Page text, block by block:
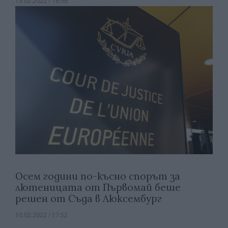
Осем години по-късно спорът за
лютеницата от Първомай беше
решен от Съда в Люксембург
10.02.2022 / 17:52